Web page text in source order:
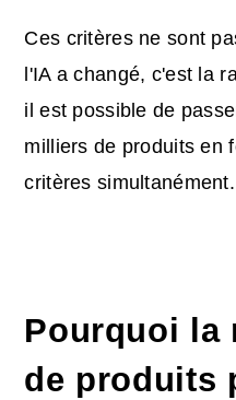
Ces critères ne sont
l'IA a changé, c'est la
il est possible de
milliers de produits en
critères simultanément.
Pourquoi la
de produits